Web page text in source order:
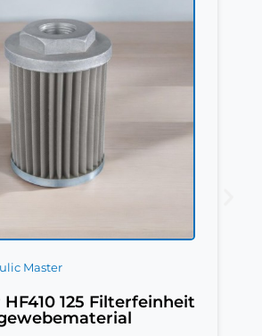
Master
125 Filterfeinheit